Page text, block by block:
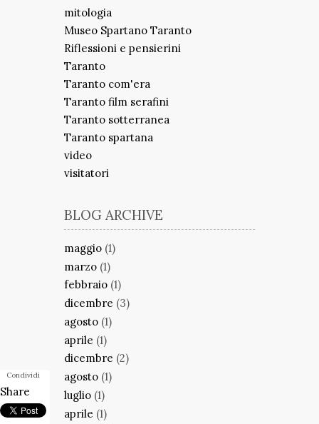
mitologia
Museo Spartano Taranto
Riflessioni e pensierini
Taranto
Taranto com'era
Taranto film serafini
Taranto sotterranea
Taranto spartana
video
visitatori
BLOG ARCHIVE
maggio (1)
marzo (1)
febbraio (1)
dicembre (3)
agosto (1)
aprile (1)
dicembre (2)
agosto (1)
luglio (1)
aprile (1)
Condividi
Share